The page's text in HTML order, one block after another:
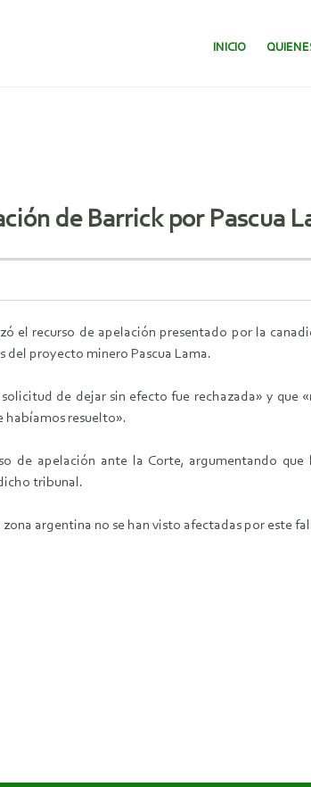
SALTAR AL
INICIO
de Barrick por Pascua
el recurso de apelación presentado por la
proyecto minero Pascua Lama.
de dejar sin efecto fue rechazada» y que
habíamos resuelto».
de apelación ante la Corte, argumentando
tribunal.
argentina no se han visto afectadas por este